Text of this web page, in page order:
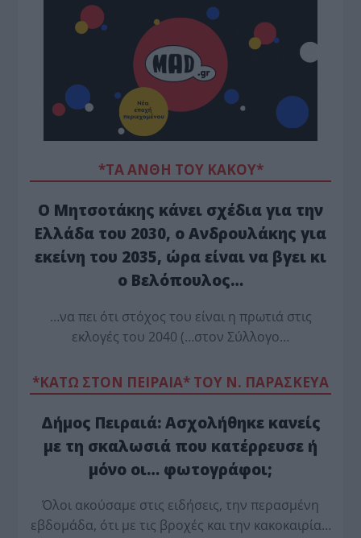
*ΤΑ ΆΝΘΗ ΤΟΥ ΚΑΚΟΎ*
Ο Μητσοτάκης κάνει σχέδια για την
Ελλάδα του 2030, ο Ανδρουλάκης για
εκείνη του 2035, ώρα είναι να βγει κι
ο Βελόπουλος…
…να πει ότι στόχος του είναι η πρωτιά στις
εκλογές του 2040 (…στον Σύλλογο…
*ΚΑΤΩ ΣΤΟΝ ΠΕΙΡΑΙΑ* ΤΟΥ Ν. ΠΑΡΑΣΚΕΥΑ
Δήμος Πειραιά: Ασχολήθηκε κανείς
με τη σκαλωσιά που κατέρρευσε ή
μόνο οι… φωτογράφοι;
Όλοι ακούσαμε στις ειδήσεις, την περασμένη
εβδομάδα, ότι με τις βροχές και την κακοκαιρία…